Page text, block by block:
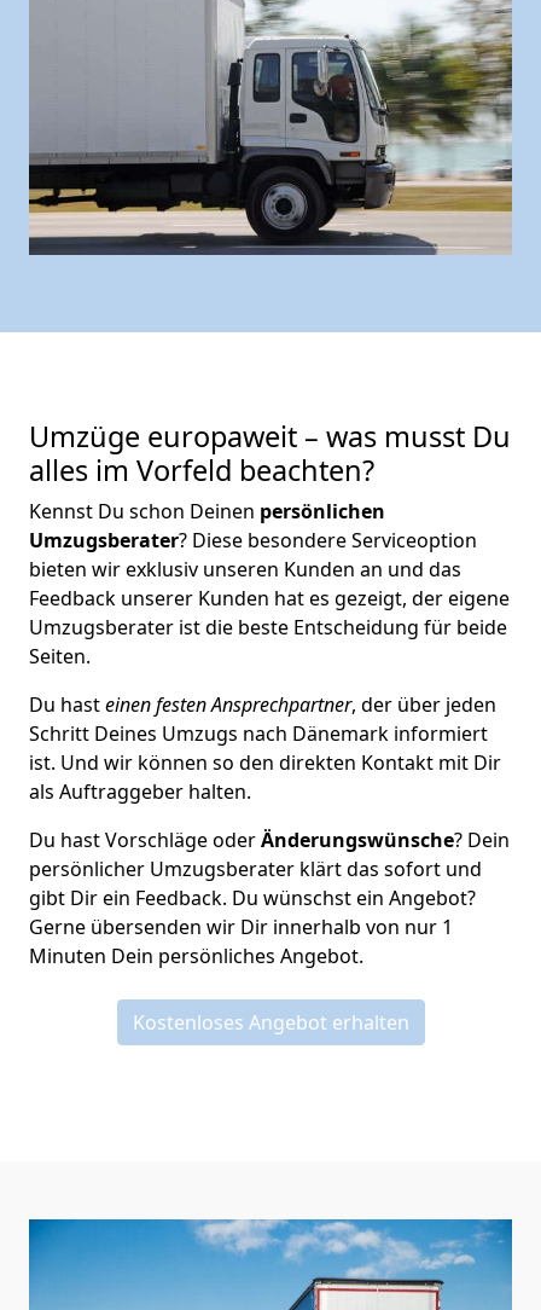
Umzüge europaweit – was musst Du
alles im Vorfeld beachten?
Kennst Du schon Deinen persönlichen
Umzugsberater? Diese besondere Serviceoption
bieten wir exklusiv unseren Kunden an und das
Feedback unserer Kunden hat es gezeigt, der eigene
Umzugsberater ist die beste Entscheidung für beide
Seiten.
Du hasteinen festen Ansprechpartner, der über jeden
Schritt Deines Umzugs nach Dänemark informiert
ist. Und wir können so den direkten Kontakt mit Dir
als Auftraggeber halten.
Du hast Vorschläge oderÄnderungswünsche? Dein
persönlicher Umzugsberater klärt das sofort und
gibt Dir ein Feedback. Du wünschst ein Angebot?
Gerne übersenden wir Dir innerhalb von nur 1
Minuten Dein persönliches Angebot.
Kostenloses Angebot erhalten